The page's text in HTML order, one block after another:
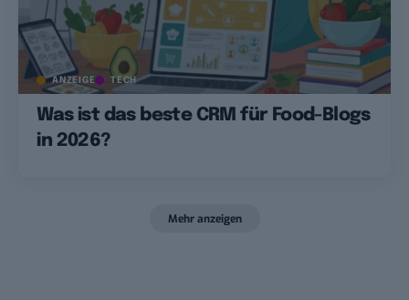
ANZEIGE TECH
Was ist das beste CRM für Food-Blogs
in 2026?
Mehr anzeigen